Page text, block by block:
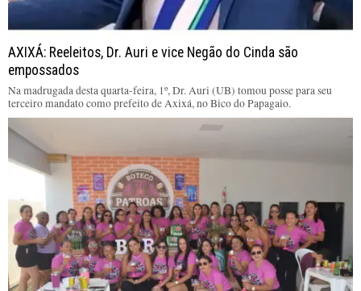
AXIXÁ: Reeleitos, Dr. Auri e vice Negão do Cinda são
empossados
Na madrugada desta quarta-feira, 1º, Dr. Auri (UB) tomou posse para seu
terceiro mandato como prefeito de Axixá, no Bico do Papagaio.